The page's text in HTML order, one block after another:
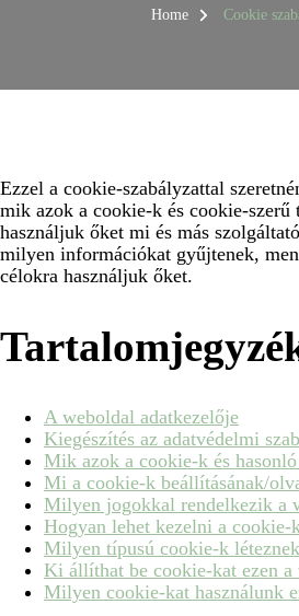
Home Cookie
Ezzel a cookie-szabályzattal
mik azok a cookie-k és cookie-szerű
használjuk őket mi és más
milyen információkat gyűjtenek,
célokra használjuk őket.
A weboldal adatkezelője
Kiegészítés az adatvédelmi
Mik azok a cookie-k és
Mi a cookie-k beállításának/
Milyen jogokkal rendelkezik a
Hogyan lehet kezelni a cookie-
Milyen típusú cookie-k
Ki állíthat be cookie-kat ezen a
Milyen cookie-kat használunk